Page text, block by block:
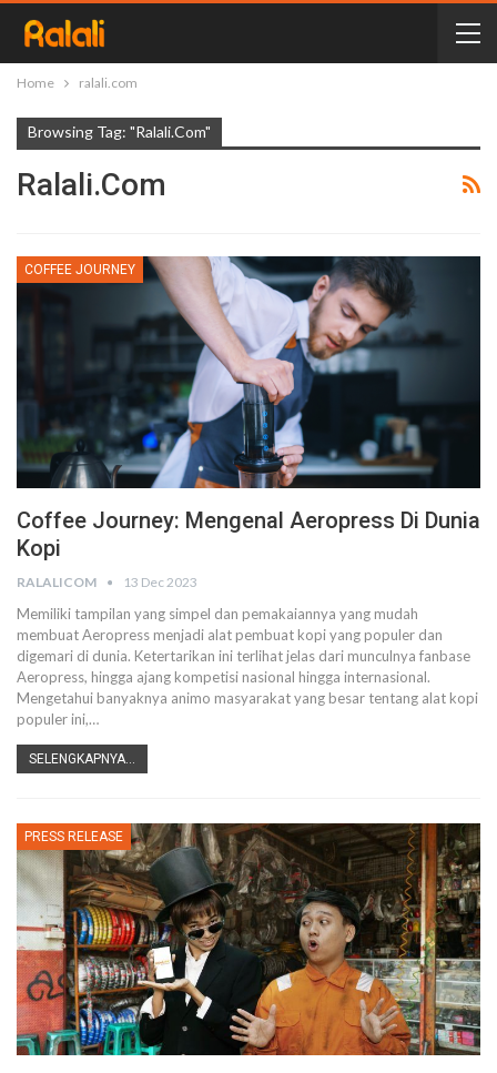
Home ralali.com
Browsing Tag: "ralali.com"
Ralali.com
COFFEE JOURNEY
Coffee Journey: Mengenal Aeropress Di Dunia
Kopi
RALALICOM 13 Dec 2023
Memiliki tampilan yang simpel dan pemakaiannya yang mudah
membuat Aeropress menjadi alat pembuat kopi yang populer dan
digemari di dunia. Ketertarikan ini terlihat jelas dari munculnya fanbase
Aeropress, hingga ajang kompetisi nasional hingga internasional.
Mengetahui banyaknya animo masyarakat yang besar tentang alat kopi
populer ini,…
SELENGKAPNYA...
PRESS RELEASE